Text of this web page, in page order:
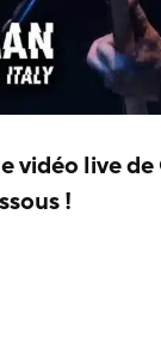
vidéo live
!